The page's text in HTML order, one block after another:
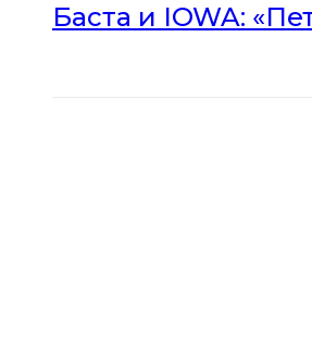
Баста и IOWA: